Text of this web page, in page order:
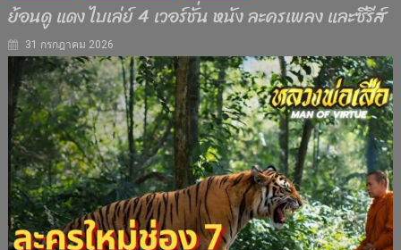
ย้อนดู แดง ไบเล่ย์ 4 เวอร์ชั่น หนัง ละครเพลง และซีรีส์
31 กรกฎาคม 2026